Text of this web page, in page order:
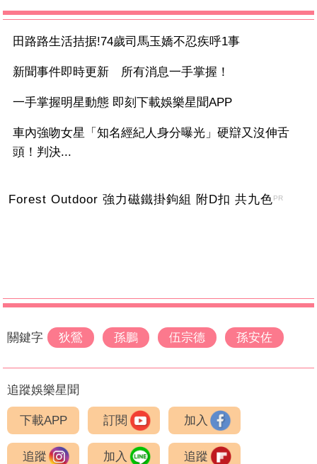
田路路生活拮据!74歲司馬玉嬌不忍疾呼1事
新聞事件即時更新 所有消息一手掌握！
一手掌握明星動態 即刻下載娛樂星聞APP
車內強吻女星「知名經紀人身分曝光」硬辯又沒伸舌
頭！判決...
Forest Outdoor 強力磁鐵掛鉤組 附D扣 共九色PR
關鍵字 狄鶯 孫鵬 伍宗德 孫安佐
追蹤娛樂星聞
下載APP 訂閱 加入
追蹤 加入 追蹤